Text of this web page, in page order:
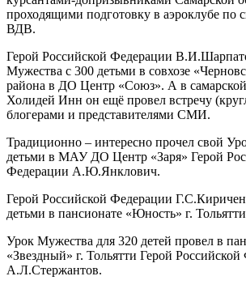
проходящими подготовку в аэроклубе по
ВДВ.
Герой Российской Федерации
Мужества с 300 детьми в совхозе
района в ДО Центр «Союз». А в
Холидей Инн он ещё провел встречу
блогерами и представителями СМИ.
Традиционно – интересно прочел свой
детьми в МАУ ДО Центр «Заря» Герой
Федерации А.Ю.Янклович.
Герой Российской Федерации
детьми в пансионате «Юность» г.
Урок Мужества для 320 детей провел в
«Звездный» г. Тольятти Герой
А.Л.Стержантов.